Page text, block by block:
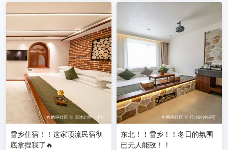
雪乡住宿！！这家顶流民宿彻
底拿捏我了🔥
东北！！雪乡！！冬日的氛围
已无人能敌！！